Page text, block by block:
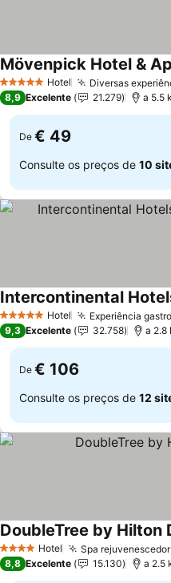
5 Estrelas Hotel Diversas
Mövenpick Hotel &
8,9 Excelente 21.279 a 5.5
De € 49
Consulte os preços de 10
5 Estrelas Hotel Experiência
9,3 Excelente 32.758 a 2.8
De € 106
Consulte os preços de 12
4 EstrelasHotel Spa
DoubleTree by Hilton
8,8 Excelente 15.130 a 2.5